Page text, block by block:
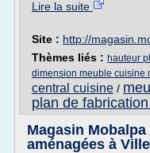
Lire la suite
Site : http://
Thèmes liés : hauteur
dimension meuble cuisine
central cuisine /
plan de
Magasin
aménagées à